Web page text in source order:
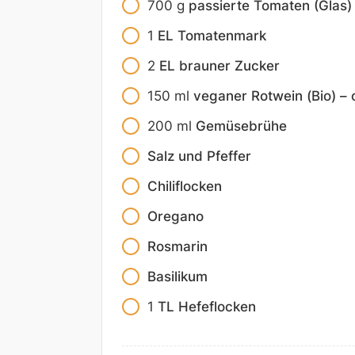
700 g passierte Tomaten (Glas)
1 EL Tomatenmark
2 EL brauner Zucker
150 ml veganer Rotwein (Bio) –
200 ml Gemüsebrühe
Salz und Pfeffer
Chiliflocken
Oregano
Rosmarin
Basilikum
1 TL Hefeflocken